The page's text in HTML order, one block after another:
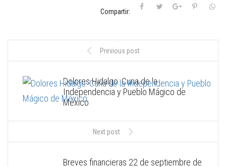
Compartir:
Previous post
Dolores Hidalgo: Cuna de la
Independencia y Pueblo Mágico de
México
Next post
Breves financieras 22 de septiembre de